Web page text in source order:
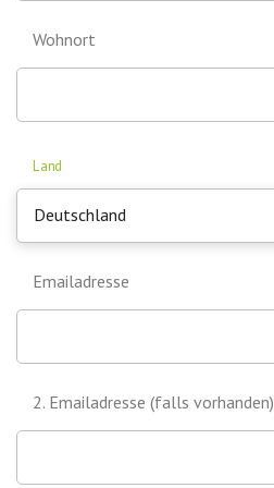
Wohnort
Land
Deutschland
Emailadresse
2. Emailadresse (falls vorhanden)